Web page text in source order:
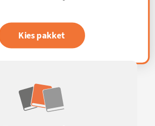
Kies pakket